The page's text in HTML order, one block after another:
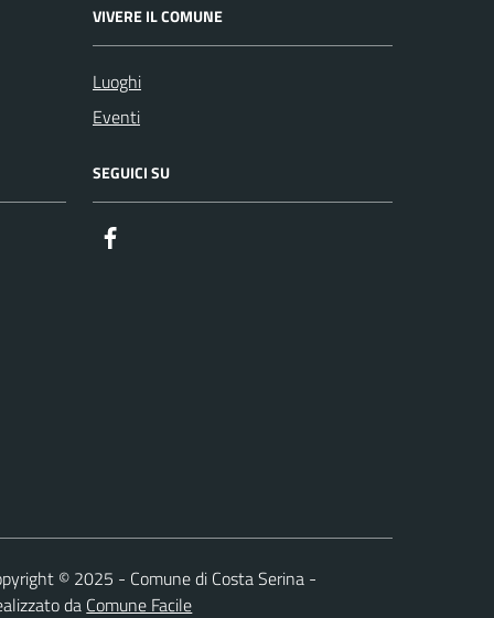
VIVERE IL COMUNE
Luoghi
Eventi
SEGUICI SU
© 2025 - Comune di Costa Serina -
da Comune Facile